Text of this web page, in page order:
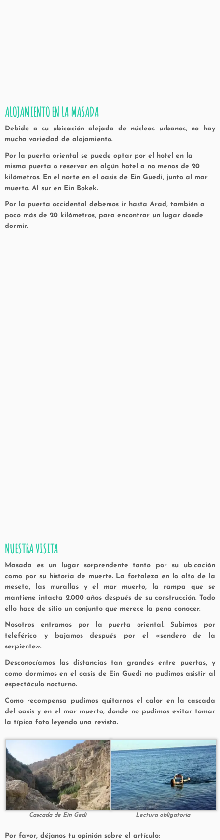
ALOJAMIENTO EN LA MASADA
Debido a su ubicación alejada de núcleos urbanos, no hay
mucha variedad de alojamiento.
Por la puerta oriental se puede optar por el hotel en la
misma puerta o reservar en algún hotel a no menos de 20
kilómetros. En el norte en el oasis de Ein Guedi, junto al mar
muerto. Al sur en Ein Bokek.
Por la puerta occidental debemos ir hasta Arad, también a
poco más de 20 kilómetros, para encontrar un lugar donde
dormir.
NUESTRA VISITA
Masada es un lugar sorprendente tanto por su ubicación
como por su historia de muerte. La fortaleza en lo alto de la
meseta, las murallas y el mar muerto, la rampa que se
mantiene intacta 2.000 años después de su construcción. Todo
ello hace de sitio un conjunto que merece la pena conocer.
Nosotros entramos por la puerta oriental. Subimos por
teleférico y bajamos después por el «sendero de la
serpiente».
Desconocíamos las distancias tan grandes entre puertas, y
como dormimos en el oasis de Ein Guedi no pudimos asistir al
espectáculo nocturno.
Como recompensa pudimos quitarnos el calor en la cascada
del oasis y en el mar muerto, donde no pudimos evitar tomar
la típica foto leyendo una revista.
Cascada de Ein Gedi Lectura obligatoria
Por favor, déjanos tu opinión sobre el artículo: